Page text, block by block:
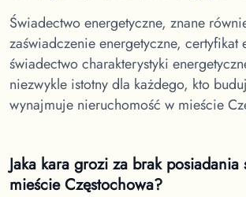
Świadectwo energetyczne, znane
zaświadczenie energetyczne, certyfikat
świadectwo charakterystyki
niezwykle istotny dla każdego, kto
wynajmuje nieruchomość w mieście
Jaka kara grozi za brak posiadania
mieście Częstochowa?